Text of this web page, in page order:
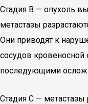
Стадия В — опухоль
метастазы
Они приводят к
сосудов
последующими
Стадия С — метастазы